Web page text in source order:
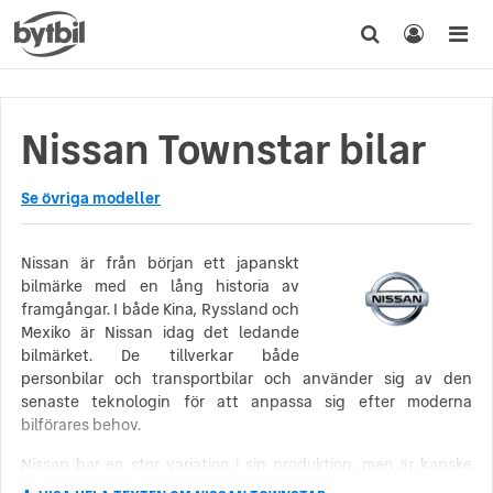
Nissan Townstar bilar
Se övriga modeller
Nissan är från början ett japanskt
bilmärke med en lång historia av
framgångar. I både Kina, Ryssland och
Mexiko är Nissan idag det ledande
bilmärket. De tillverkar både
personbilar och transportbilar och använder sig av den
senaste teknologin för att anpassa sig efter moderna
bilförares behov.
Nissan har en stor variation i sin produktion, men är kanske
mest kända i Sverige för de populära modellerna Nissan